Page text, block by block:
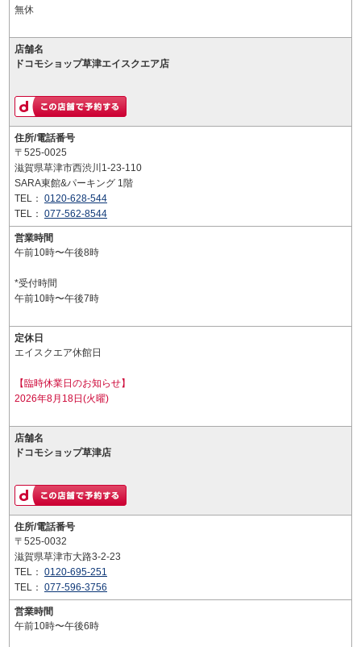
無休
店舗名
ドコモショップ草津エイスクエア店
住所/電話番号
〒525-0025
滋賀県草津市西渋川1-23-110
SARA東館&パーキング 1階
TEL： 0120-628-544
TEL： 077-562-8544
営業時間
午前10時〜午後8時
*受付時間
午前10時〜午後7時
定休日
エイスクエア休館日
【臨時休業日のお知らせ】
2026年8月18日(火曜)
店舗名
ドコモショップ草津店
住所/電話番号
〒525-0032
滋賀県草津市大路3-2-23
TEL： 0120-695-251
TEL： 077-596-3756
営業時間
午前10時〜午後6時